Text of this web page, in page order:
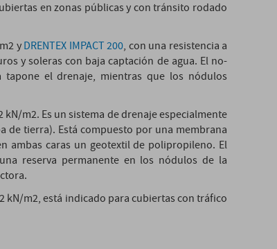
en zonas públicas y con tránsito rodado
yDRENTEX IMPACT 200, con una resistencia a
y soleras con baja captación de agua. El no-
el drenaje, mientras que los nódulos
m2. Es un sistema de drenaje especialmente
de tierra). Está compuesto por una membrana
ambas caras un geotextil de polipropileno. El
reserva permanente en los nódulos de la
kN/m2, está indicado para cubiertas con tráfico